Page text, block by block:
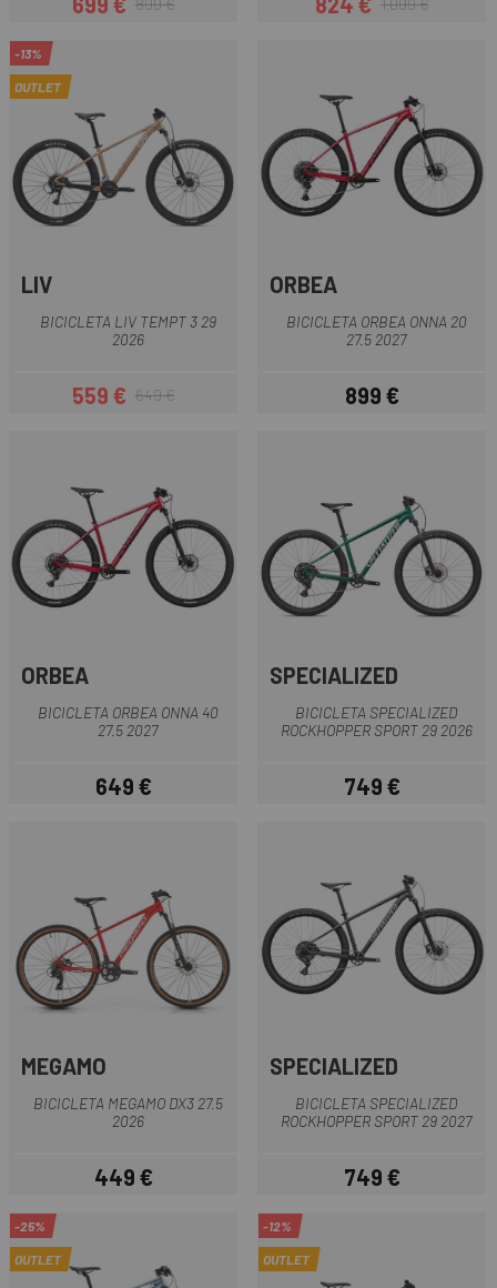
Precio
Precio regular
899 €
Precio
Precio regular
1.099 €
-13%
OUTLET
LIV
BICICLETA LIV TEMPT 3 29
2026
Precio
559 €Precio regular
649 €
ORBEA
BICICLETA ORBEA ONNA 20
27.5 2027
Precio
899 €
ORBEA
BICICLETA ORBEA ONNA 40
27.5 2027
Precio
649 €
SPECIALIZED
BICICLETA SPECIALIZED
ROCKHOPPER SPORT 29 2026
Precio
749 €
MEGAMO
BICICLETA MEGAMO DX3 27.5
2026
Precio
449 €
SPECIALIZED
BICICLETA SPECIALIZED
ROCKHOPPER SPORT 29 2027
Precio
749 €
-25%
OUTLET
-12%
OUTLET